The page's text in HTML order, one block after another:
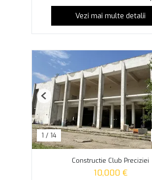
Vezi mai multe detalii
1 / 14
Previous
Constructie Club Preciziei
10,000 €